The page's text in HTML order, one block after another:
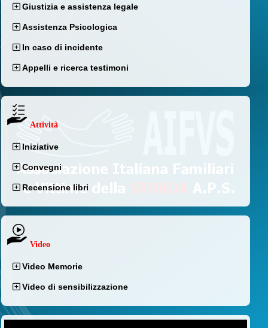
Giustizia e assistenza legale
Assistenza Psicologica
In caso di incidente
Appelli e ricerca testimoni
Attività
Iniziative
Convegni
Recensione libri
Video
Video Memorie
Video di sensibilizzazione